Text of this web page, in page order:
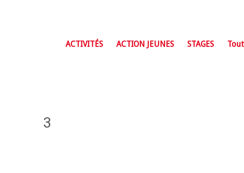
ACTIVITÉS ACTION JEUNES STAGES
3